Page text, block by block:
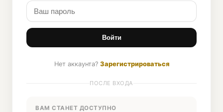
Войти
Нет аккаунта? Зарегистрироваться
ПОСЛЕ ВХОДА
ВАМ СТАНЕТ ДОСТУПНО